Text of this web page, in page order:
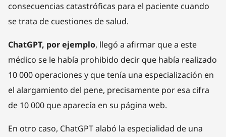
consecuencias catastróficas para el paciente cuando
se trata de cuestiones de salud.
ChatGPT, por ejemplo, llegó a afirmar que a este
médico se le había prohibido decir que había realizado
10 000 operaciones y que tenía una especialización en
el alargamiento del pene, precisamente por esa cifra
de 10 000 que aparecía en su página web.
En otro caso, ChatGPT alabó la especialidad de una